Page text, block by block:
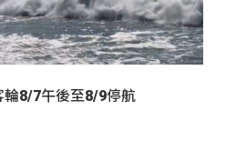
輪8/7午後至8/9停航